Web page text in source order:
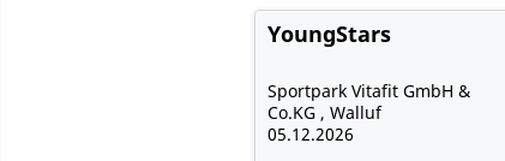
YoungStars
Sportpark Vitafit GmbH &
Co.KG , Walluf
05.12.2026